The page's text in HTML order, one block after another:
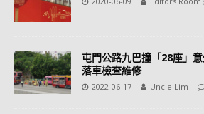
屯門公路九巴撞「28座」
落車檢查維修
2022-06-17 Uncle Lim